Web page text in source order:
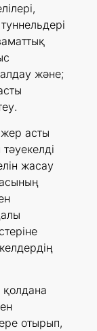
және;
жер асты
жасау
отырып,